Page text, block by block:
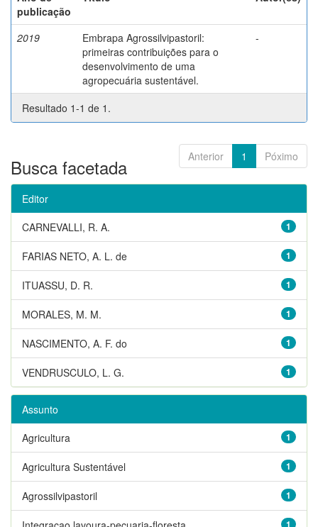
publicação
2019
Embrapa Agrossilvipastoril:
primeiras contribuições para o
desenvolvimento de uma
agropecuária sustentável.
-
Resultado 1-1 de 1.
Anterior 1 Póximo
Busca facetada
Editor
1
CARNEVALLI, R. A.
1
FARIAS NETO, A. L. de
1
ITUASSU, D. R.
1
MORALES, M. M.
1
NASCIMENTO, A. F. do
1
VENDRUSCULO, L. G.
Assunto
1
Agricultura
1
Agricultura Sustentável
1
Agrossilvipastoril
1